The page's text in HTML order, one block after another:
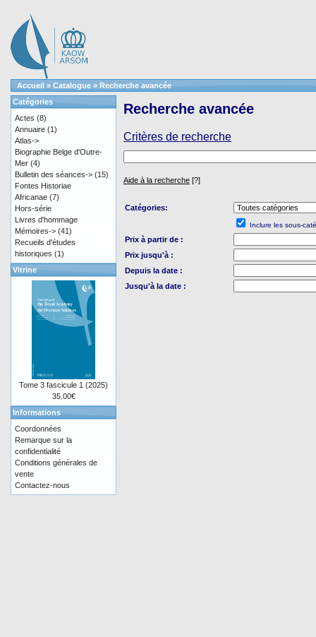
Accueil » Catalogue » Recherche avancée
Recherche avancée
Critères de recherche
Aide à la recherche [?]
Catégories:
Inclure les sous-
Prix à partir de :
Prix jusqu'à :
Depuis la date :
Jusqu'à la date :
Catégories
Actes (8)
Annuaire (1)
Atlas->
Biographie Belge d'Outre-
Mer (4)
Bulletin des séances-> (15)
Fontes Historiae
Africanae (7)
Hors-série
Livres d'hommage
Mémoires-> (41)
Recueils d'études
historiques (1)
Vitrine
Tome 3 fascicule 1 (2025)
35.00€
Informations
Coordonnées
Remarque sur la
confidentialité
Conditions générales de
vente
Contactez-nous